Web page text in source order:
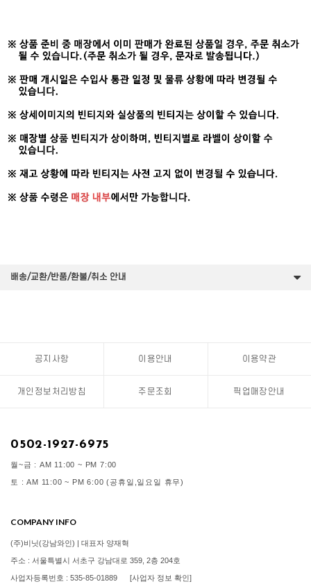
배송/교환/반품/환불/취소 안내
공지사항 이용안내 이용약관
개인정보처리방침 주문조회 픽업매장안내
0502-1927-6975
월~금 : AM 11:00 ~ PM 7:00
토 : AM 11:00 ~ PM 6:00 (공휴일,일요일 휴무)
COMPANY INFO
(주)비닛(강남와인) | 대표자 양재혁
주소 : 서울특별시 서초구 강남대로 359, 2층 204호
사업자등록번호 : 535-85-01889 [사업자 정보 확인]